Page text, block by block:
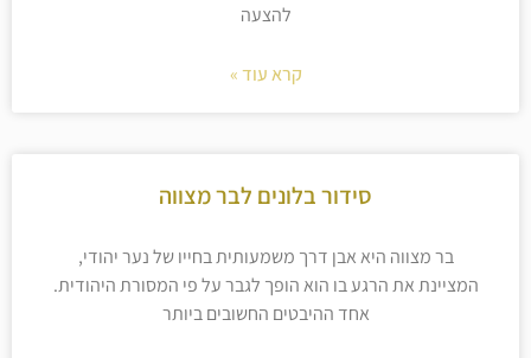
להצעה
קרא עוד »
סידור בלונים לבר מצווה
בר מצווה היא אבן דרך משמעותית בחייו של נער יהודי,
המציינת את הרגע בו הוא הופך לגבר על פי המסורת היהודית.
אחד ההיבטים החשובים ביותר